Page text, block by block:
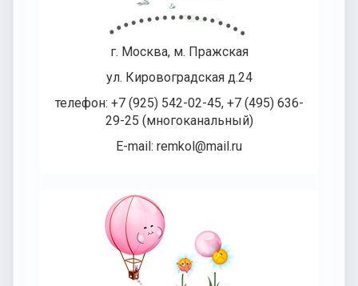
г. Москва, м. Пражская
ул. Кировоградская д.24
телефон: +7 (925) 542-02-45, +7 (495) 636-
29-25 (многоканальный)
E-mail: remkol@mail.ru